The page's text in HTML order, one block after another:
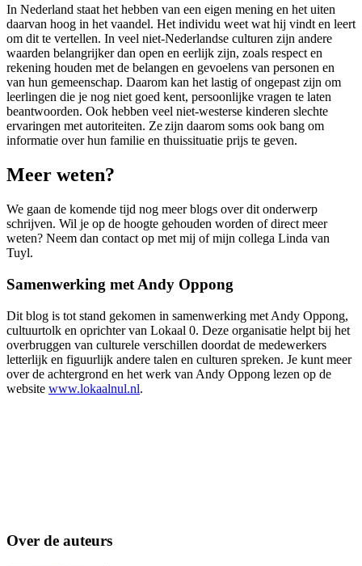
In Nederland staat het hebben van een eigen mening en het uiten
daarvan hoog in het vaandel. Het individu weet wat hij vindt en leert
om dit te vertellen. In veel niet-Nederlandse culturen zijn andere
waarden belangrijker dan open en eerlijk zijn, zoals respect en
rekening houden met de belangen en gevoelens van personen en
van hun gemeenschap. Daarom kan het lastig of ongepast zijn om
leerlingen die je nog niet goed kent, persoonlijke vragen te laten
beantwoorden. Ook hebben veel niet-westerse kinderen slechte
ervaringen met autoriteiten. Ze zijn daarom soms ook bang om
informatie over hun familie en thuissituatie prijs te geven.
Meer weten?
We gaan de komende tijd nog meer blogs over dit onderwerp
schrijven. Wil je op de hoogte gehouden worden of direct meer
weten? Neem dan contact op met mij of mijn collega Linda van
Tuyl.
Samenwerking met Andy Oppong
Dit blog is tot stand gekomen in samenwerking met Andy Oppong,
cultuurtolk en oprichter van Lokaal 0. Deze organisatie helpt bij het
overbruggen van culturele verschillen doordat de medewerkers
letterlijk en figuurlijk andere talen en culturen spreken. Je kunt meer
over de achtergrond en het werk van Andy Oppong lezen op de
website www.lokaalnul.nl.
Over de auteurs